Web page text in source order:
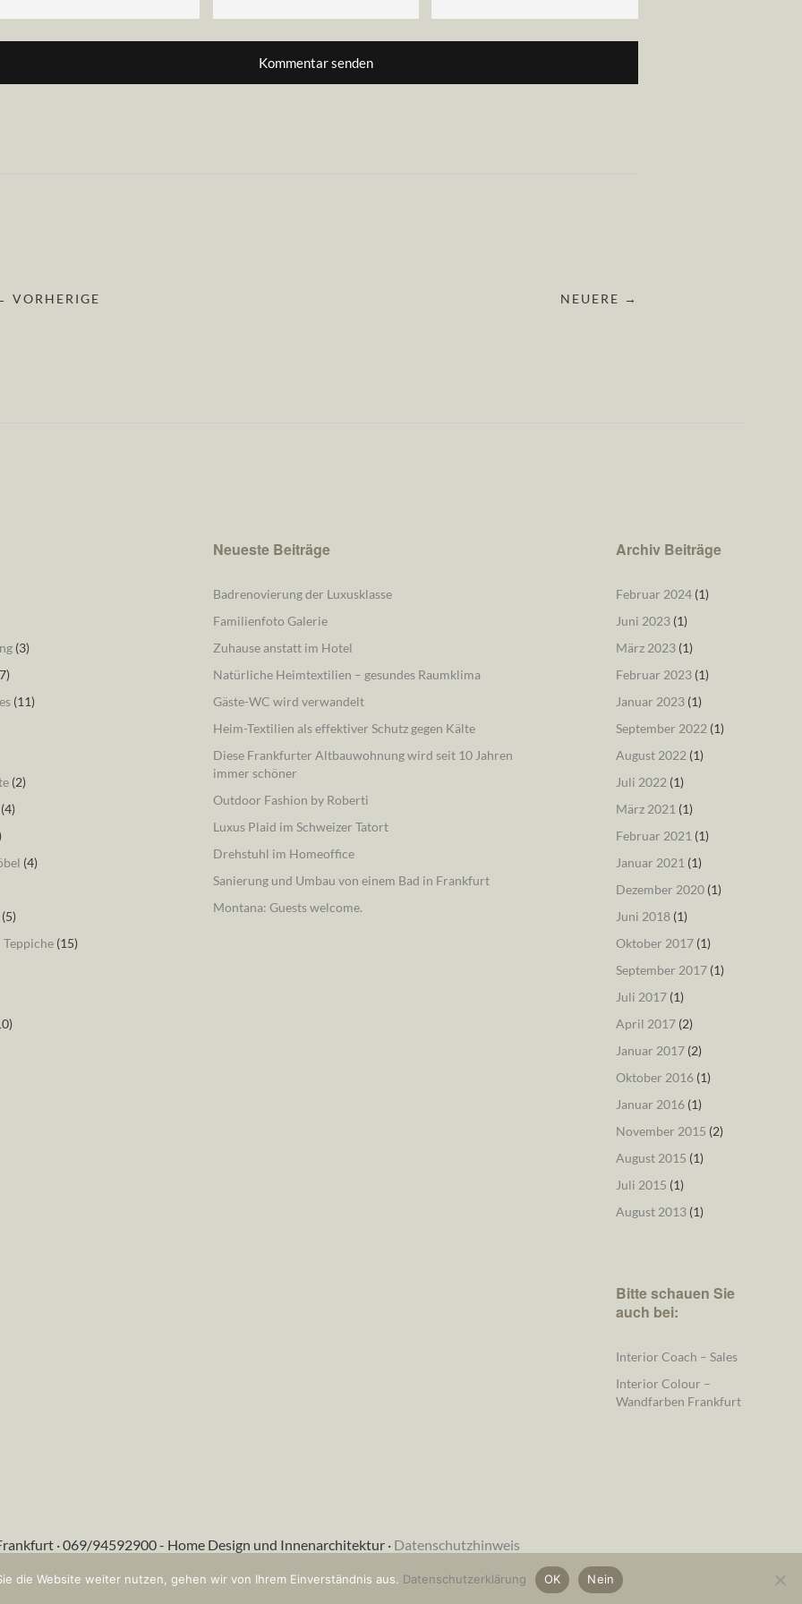
VORHERIGE NEUERE →
(3)
(11)
(2)
(4)
Teppiche(15)
Neueste Beiträge
Badrenovierung der Luxusklasse
Familienfoto Galerie
Zuhause anstatt im Hotel
Natürliche Heimtextilien – gesundes Raumklima
Gäste-WC wird verwandelt
Heim-Textilien als effektiver Schutz gegen Kälte
Diese Frankfurter Altbauwohnung wird seit 10 Jahren
immer schöner
Outdoor Fashion by Roberti
Luxus Plaid im Schweizer Tatort
Drehstuhl im Homeoffice
Sanierung und Umbau von einem Bad in Frankfurt
Montana: Guests welcome.
Archiv Beiträge
Februar 2024(1)
Juni 2023(1)
März 2023(1)
Februar 2023(1)
Januar 2023(1)
September 2022 (1)
August 2022 (1)
Juli 2022 (1)
März 2021 (1)
Februar 2021 (1)
Januar 2021 (1)
Dezember 2020(1)
Juni 2018(1)
Oktober 2017(1)
September 2017(1)
Juli 2017(1)
April 2017(2)
Januar 2017(2)
Oktober 2016(1)
Januar 2016(1)
November 2015 (2)
August 2015 (1)
Juli 2015 (1)
August 2013(1)
Bitte schauen Sie
auch bei:
Interior Coach – Sales
Interior Colour –
Wandfarben Frankfurt
· 069/94592900 - Home Design und Innenarchitektur · Datenschutzhinweis
die Website weiter nutzen, gehen wir von Ihrem Einverständnis aus. Datenschutzerklärung OK Nein